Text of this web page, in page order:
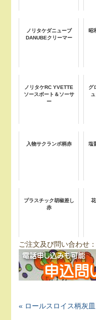
ノリタケダニューブ
DANUBEクリーマー
昭
ノリタケRC YVETTE
ソースボート＆ソーサ
ー
グ
入物サクランボ柄赤
塩
プラスチック胡椒差し
赤
ご注文及び問い合わせ：
« ロールスロイス柄灰皿